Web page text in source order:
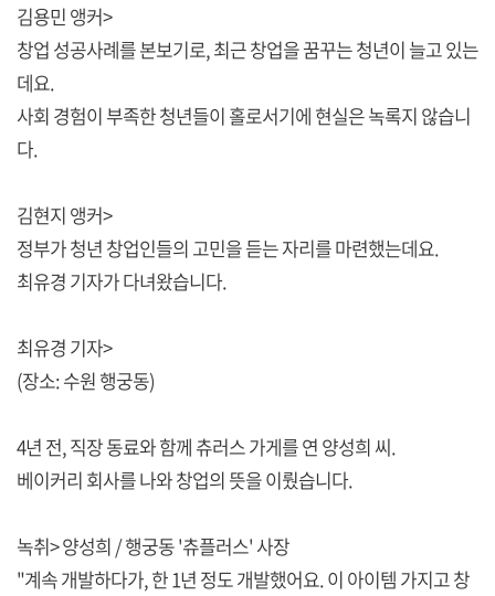
김용민 앵커>
창업 성공사례를 본보기로, 최근 창업을 꿈꾸는 청년이 늘고 있는
데요.
사회 경험이 부족한 청년들이 홀로서기에 현실은 녹록지 않습니
다.
김현지 앵커>
정부가 청년 창업인들의 고민을 듣는 자리를 마련했는데요.
최유경 기자가 다녀왔습니다.
최유경 기자>
(장소: 수원 행궁동)
4년 전, 직장 동료와 함께 츄러스 가게를 연 양성희 씨.
베이커리 회사를 나와 창업의 뜻을 이뤘습니다.
녹취> 양성희 / 행궁동 '츄플러스' 사장
"계속 개발하다가, 한 1년 정도 개발했어요. 이 아이템 가지고 창